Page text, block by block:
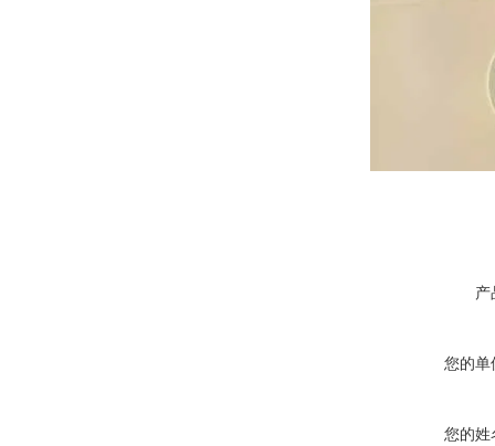
产
您的单
您的姓